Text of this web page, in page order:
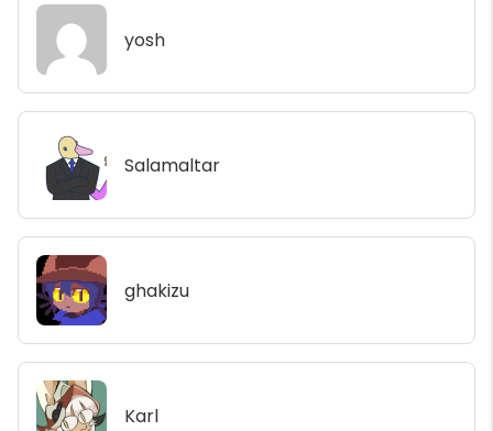
yosh
Salamaltar
ghakizu
Karl